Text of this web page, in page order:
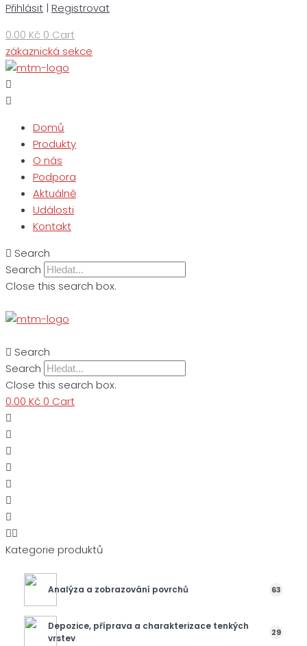
Přihlásit | Registrovat
0.00 Kč 0 Cart
zákaznická sekce
Domů
Produkty
O nás
Podpora
Aktuálně
Události
Kontakt
Search
Search
Close this search box.
Search
Search
Close this search box.
0.00 Kč0 Cart
Kategorie produktů
Analýza a zobrazování povrchů 63
Depozice, příprava a charakterizace tenkých
vrstev
29